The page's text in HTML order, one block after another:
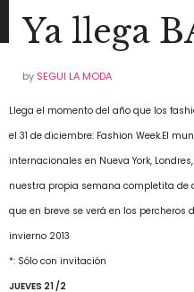
Ya llega
by SEGUI LA MODA
Llega el momento del año que los
el 31 de diciembre: Fashion Week.El
internacionales en Nueva York,
nuestra propia semana completita de
que en breve se verá en los
invierno 2013
*: Sólo con invitación
JUEVES 21 /2